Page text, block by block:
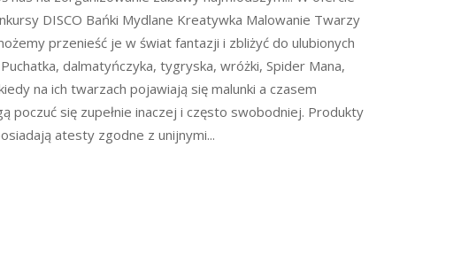
DISCO Bańki Mydlane Kreatywka Malowanie Twarzy
przenieść je w świat fantazji i zbliżyć do ulubionych
dalmatyńczyka, tygryska, wróżki, Spider Mana,
na ich twarzach pojawiają się malunki a czasem
poczuć się zupełnie inaczej i często swobodniej. Produkty
atesty zgodne z unijnymi...